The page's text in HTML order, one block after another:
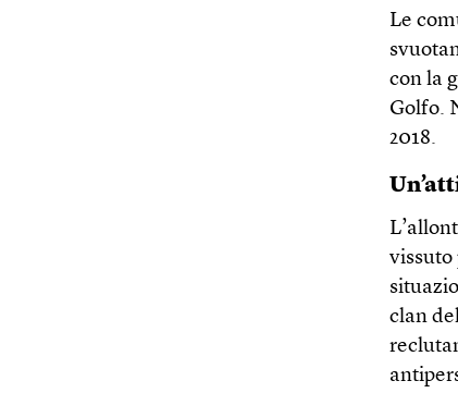
Le
con la
Golfo.
2018.
vissuto
clan